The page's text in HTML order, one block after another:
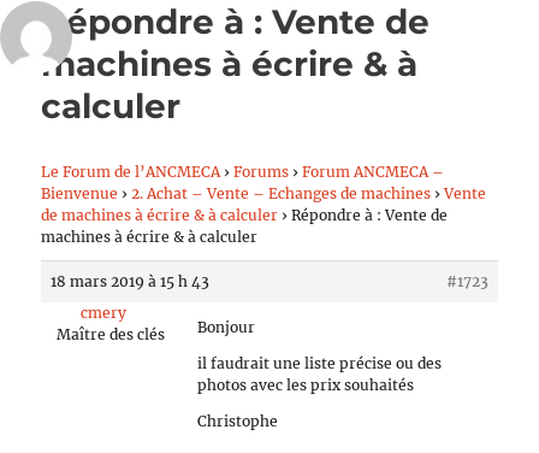
Répondre à : Vente de
machines à écrire & à
calculer
Le Forum de l’ANCMECA › Forums › Forum ANCMECA –
Bienvenue › 2. Achat – Vente – Echanges de machines › Vente
de machines à écrire & à calculer › Répondre à : Vente de
machines à écrire & à calculer
18 mars 2019 à 15 h 43
#1723
cmery
Maître des clés
Bonjour
il faudrait une liste précise ou des
photos avec les prix souhaités
Christophe